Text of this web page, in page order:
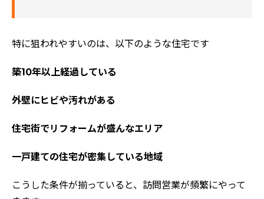
特に狙われやすいのは、以下のような住宅です
築10年以上経過している
外壁にヒビや汚れがある
住宅街でリフォームが盛んなエリア
一戸建ての住宅が密集している地域
こうした条件が揃っていると、訪問営業が頻繁にやって